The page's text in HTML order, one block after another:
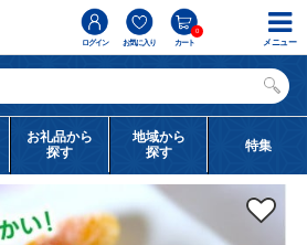
ログイン お気に入り カート
0
お礼品から
探す
地域から
探す
特集
メニュー